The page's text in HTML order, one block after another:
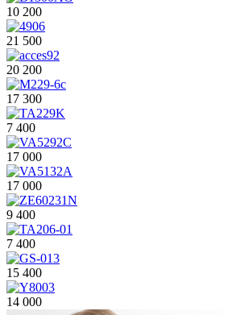
10 200
21 500
20 200
17 300
7 400
17 000
17 000
9 400
7 400
15 400
14 000